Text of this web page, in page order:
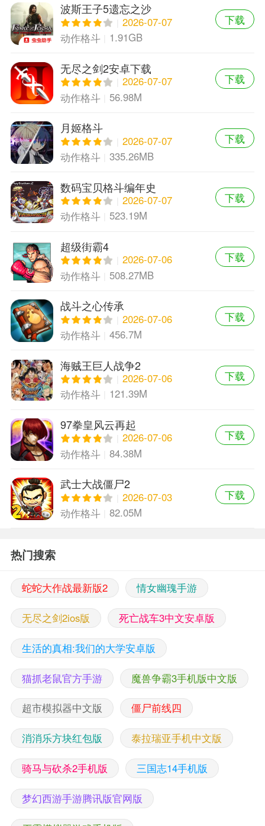
波斯王子5遗忘之沙
2026-07-07
动作格斗
1.91GB
下载
无尽之剑2安卓下载
2026-07-07
动作格斗
56.98M
下载
月姬格斗
2026-07-07
动作格斗
335.26MB
下载
数码宝贝格斗编年史
2026-07-07
动作格斗
523.19M
下载
超级街霸4
2026-07-06
动作格斗
508.27MB
下载
战斗之心传承
2026-07-06
动作格斗
456.7M
下载
海贼王巨人战争2
2026-07-06
动作格斗
121.39M
下载
97拳皇风云再起
2026-07-06
动作格斗
84.38M
下载
武士大战僵尸2
2026-07-03
动作格斗
82.05M
下载
热门搜索
蛇蛇大作战最新版2 情女幽瑰手游
无尽之剑2ios版 死亡战车3中文安卓版
生活的真相:我们的大学安卓版
猫抓老鼠官方手游 魔兽争霸3手机版中文版
超市模拟器中文版 僵尸前线四
消消乐方块红包版 泰拉瑞亚手机中文版
骑马与砍杀2手机版 三国志14手机版
梦幻西游手游腾讯版官网版